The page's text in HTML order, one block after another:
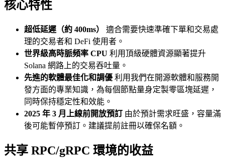
核心特性
超低延遲（約 400ms）
適合需要快速準確下單和交易處
理的交易者和 DeFi 使用者。
世界級高時脈頻率 CPU 利用頂級硬體資源顯著提升
Solana 網路上的交易吞吐量。
先進的軟體最佳化和調優 利用我們在開源軟體和服務開
發方面的專業知識，為每個節點量身定製零區塊延遲，
同時保持穩定性和效能。
2025 年 3 月上線前開放預訂 由於預計需求旺盛，容量滿
後可能暫停預訂。建議提前註冊以確保名額。
共享 RPC/gRPC 環境的收益